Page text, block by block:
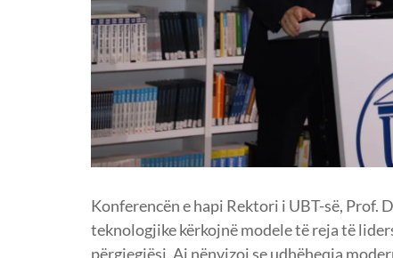
Konferencën e hapi Rektori i UBT-së,
teknologjike kërkojnë modele të reja të
përgjegjësi. Ai nënvizoi se udhëheqja